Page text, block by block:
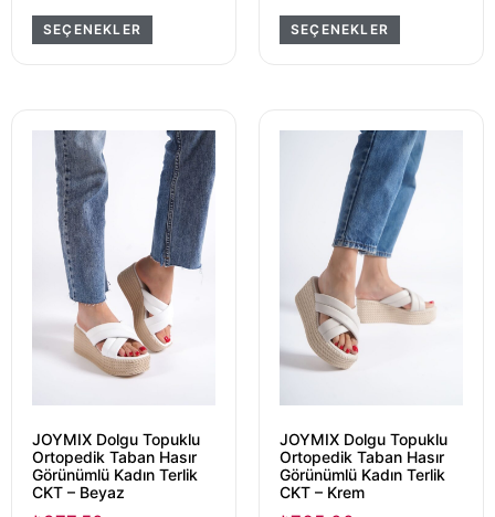
SEÇENEKLER SEÇENEKLER
JOYMIX Dolgu Topuklu
Ortopedik Taban Hasır
Görünümlü Kadın Terlik
CKT – Beyaz
JOYMIX Dolgu Topuklu
Ortopedik Taban Hasır
Görünümlü Kadın Terlik
CKT – Krem